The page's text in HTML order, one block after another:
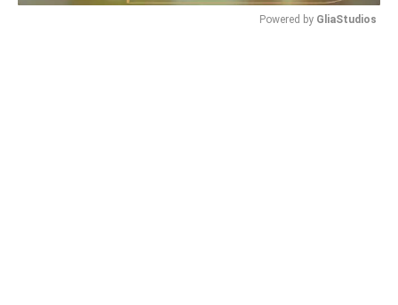
Powered by GliaStudios